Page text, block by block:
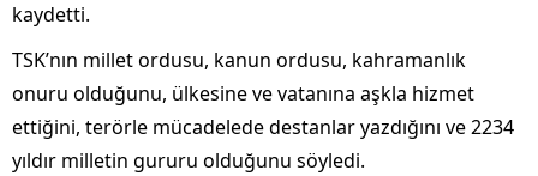
kaydetti.
TSK’nın millet ordusu, kanun ordusu, kahramanlık
onuru olduğunu, ülkesine ve vatanına aşkla hizmet
ettiğini, terörle mücadelede destanlar yazdığını ve 2234
yıldır milletin gururu olduğunu söyledi.